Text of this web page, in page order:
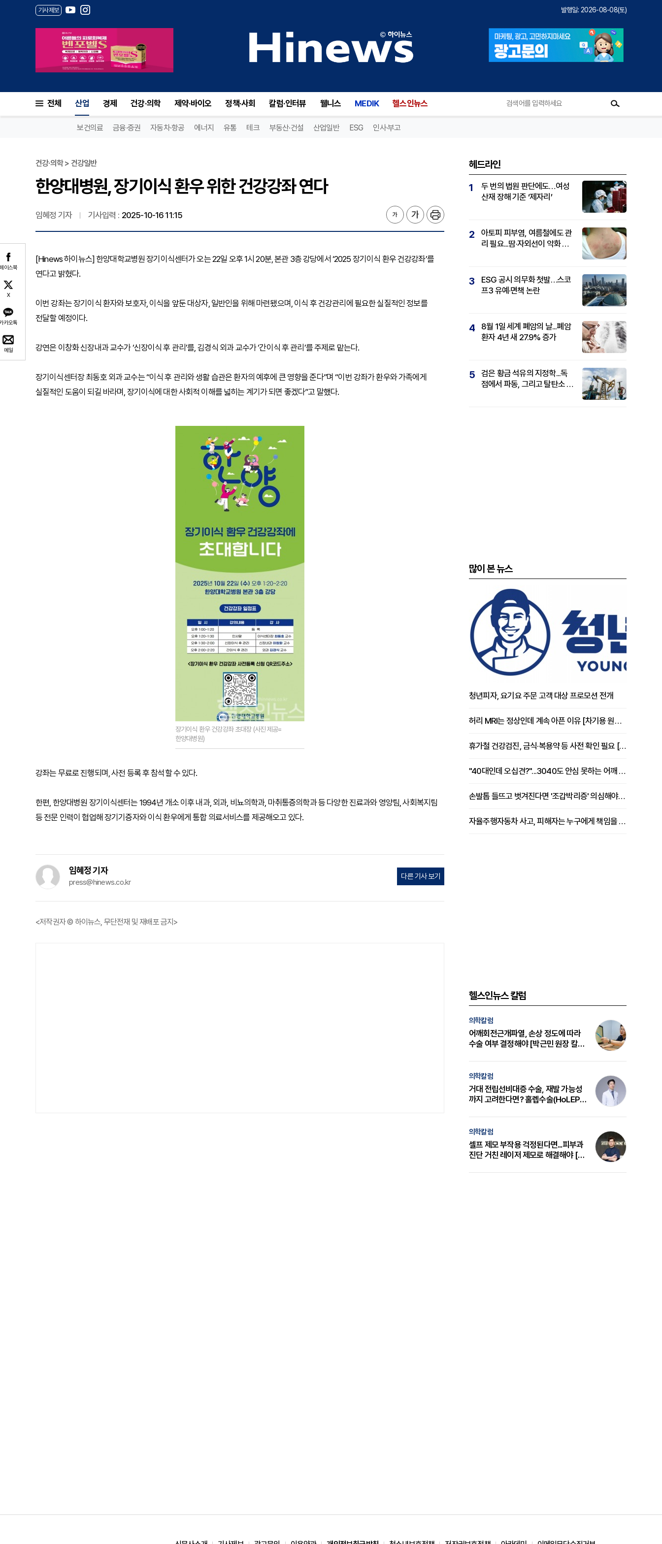
기사제보 발행일: 2026-08-08(토)
전체 산업 경제 건강·의학 제약·바이오 정책·사회 칼럼·인터뷰 웰니스 MEDIK 헬스인뉴스
보건의료 금융·증권 자동차·항공 에너지 유통 테크 부동산·건설 산업일반 ESG 인사·부고
이스북
X
카오톡
메일
건강·의학 > 건강일반
한양대병원, 장기이식 환우 위한 건강강좌 연다
임혜정 기자 기사입력 : 2025-10-16 11:15
[Hinews 하이뉴스] 한양대학교병원 장기이식센터가 오는 22일 오후 1시 20분, 본관 3층 강당에서 ‘2025 장기이식 환우 건강강좌’를
연다고 밝혔다.
이번 강좌는 장기이식 환자와 보호자, 이식을 앞둔 대상자, 일반인을 위해 마련됐으며, 이식 후 건강관리에 필요한 실질적인 정보를
전달할 예정이다.
강연은 이창화 신장내과 교수가 ‘신장이식 후 관리’를, 김경식 외과 교수가 ‘간이식 후 관리’를 주제로 맡는다.
장기이식센터장 최동호 외과 교수는 “이식 후 관리와 생활 습관은 환자의 예후에 큰 영향을 준다”며 “이번 강좌가 환우와 가족에게
실질적인 도움이 되길 바라며, 장기이식에 대한 사회적 이해를 넓히는 계기가 되면 좋겠다”고 말했다.
장기이식 환우 건강강좌 초대장 (사진 제공=
한양대병원)
강좌는 무료로 진행되며, 사전 등록 후 참석할 수 있다.
한편, 한양대병원 장기이식센터는 1994년 개소 이후 내과, 외과, 비뇨의학과, 마취통증의학과 등 다양한 진료과와 영양팀, 사회복지팀
등 전문 인력이 협업해 장기기증자와 이식 환우에게 통합 의료서비스를 제공해오고 있다.
임혜정 기자
press@hinews.co.kr
다른 기사 보기
<저작권자 © 하이뉴스, 무단전재 및 재배포 금지>
헤드라인
1
두 번의 법원 판단에도…여성
산재 장해 기준 ‘제자리’
2
아토피 피부염, 여름철에도 관
리 필요...땀·자외선이 악화 요
3
ESG 공시 의무화 첫발…스코
프3 유예·면책 논란
4
8월 1일 세계 폐암의 날...폐암
환자 4년 새 27.9% 증가
5
검은 황금 석유의 지정학...독
점에서 파동, 그리고 탈탄소 패
많이 본 뉴스
청년피자, 요기요 주문 고객 대상 프로모션 전개
허리 MRI는 정상인데 계속 아픈 이유 [차기용 원장 칼럼]
휴가철 건강검진, 금식·복용약 등 사전 확인 필요 [정도감 원장 칼럼]
"40대인데 오십견?"...3040도 안심 못하는 어깨 유착성 관절낭염
손발톱 들뜨고 벗겨진다면 '조갑박리증' 의심해야 [김철윤 원장 칼럼]
자율주행자동차 사고, 피해자는 누구에게 책임을 물을 수 있을까
헬스인뉴스 칼럼
의학칼럼
어깨회전근개파열, 손상 정도에 따라
수술 여부 결정해야 [박근민 원장 칼
의학칼럼
거대 전립선비대증 수술, 재발 가능성
까지 고려한다면? 홀렙수술(HoLEP)
의학칼럼
셀프 제모 부작용 걱정된다면...피부과
진단 거친 레이저 제모로 해결해야 [변